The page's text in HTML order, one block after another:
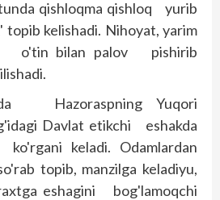
qishloqma qishloq yurib
kelishadi. Nihoyat, yarim
o'tin bilan palov pishirib
Hazoraspning Yuqori
Davlat etikchi eshakda
keladi. Odamlardan
topib, manzilga keladiyu,
eshagini bog'lamoqchi